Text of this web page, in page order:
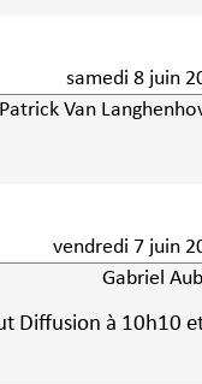
samedi 8
Patrick Van
vendredi 7
Gabriel
Diffusion à 10h10